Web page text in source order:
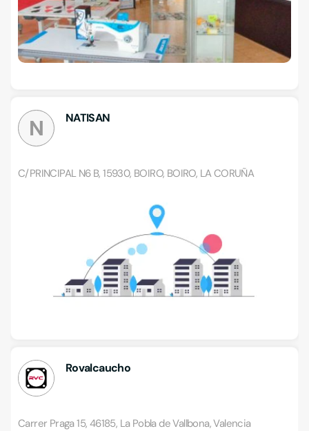
N NATISAN
C/PRINCIPAL N6 B, 15930, BOIRO, BOIRO, LA CORUÑA
Rovalcaucho
Carrer Praga 15, 46185, La Pobla de Vallbona, Valencia